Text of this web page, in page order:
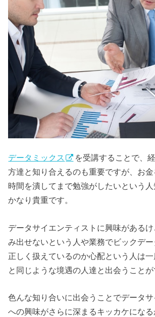
データミックス
を受講することで、
方達と知り合えるのも重要ですが、お
時間を潰してまで勉強がしたいという
かなり貴重です。
データサイエンティストに興味がある
み出せないという人や業務でビックデ
正しく扱えているのか心配という人は
と同じような境遇の人達と出会うことが
色んな知り合いに出会うことでデータサ
への興味がさらに深まるキッカケにな